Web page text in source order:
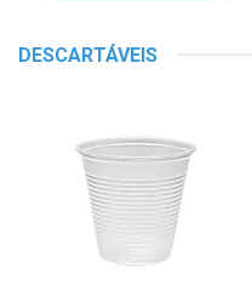
DESCARTÁVEIS